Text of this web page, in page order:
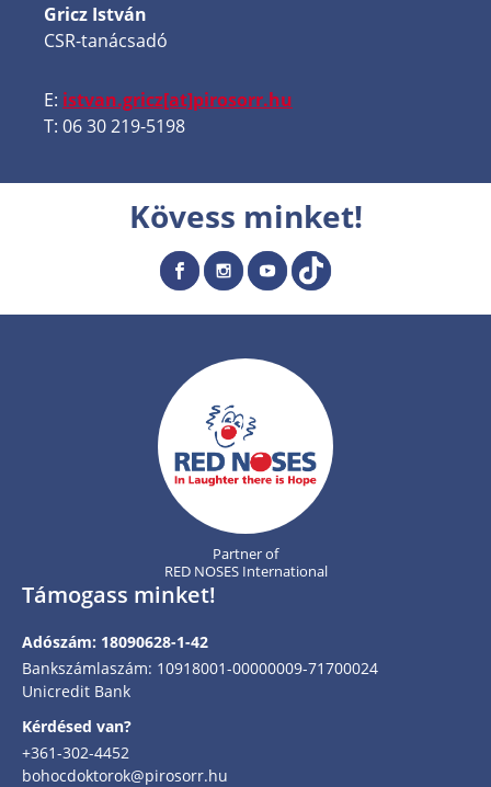
Gricz István
CSR-tanácsadó
E: istvan.gricz[at]pirosorr.hu
T: 06 30 219-5198
Kövess minket!
Partner of
RED NOSES International
Támogass minket!
Adószám: 18090628-1-42
Bankszámlaszám: 10918001-00000009-71700024
Unicredit Bank
Kérdésed van?
+361-302-4452
bohocdoktorok@pirosorr.hu